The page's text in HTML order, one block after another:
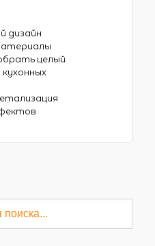
дизайн
целый